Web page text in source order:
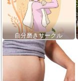
自分磨きサークル